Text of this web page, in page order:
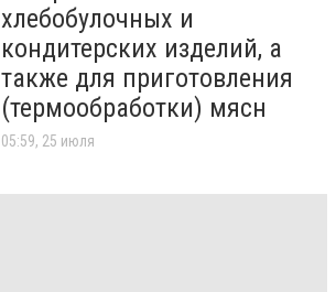
хлебобулочных и
кондитерских изделий, а
также для приготовления
(термообработки) мясн
05:59, 25 июля